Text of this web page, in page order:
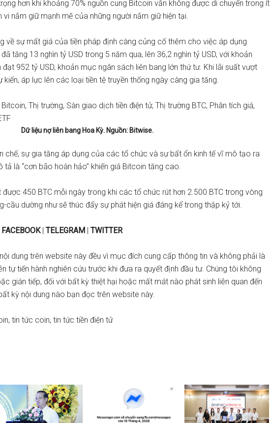
hơn khi khoảng 70% nguồn cung Bitcoin vẫn không được di chuyển trong ít
nắm giữ mạnh mẽ của những người nắm giữ hiện tại.
về sự mất giá của tiền pháp định càng củng cố thêm cho việc áp dụng
tăng 13 nghìn tỷ USD trong 5 năm qua, lên 36,2 nghìn tỷ USD, với khoản
952 tỷ USD, khoản mục ngân sách liên bang lớn thứ tư. Khi lãi suất vượt
kiến, áp lực lên các loại tiền tệ truyền thống ngày càng gia tăng.
Dữ liệu nợ liên bang Hoa Kỳ. Nguồn: Bitwise.
chế, sự gia tăng áp dụng của các tổ chức và sự bất ổn kinh tế vĩ mô tạo ra
là “cơn bão hoàn hảo” khiến giá Bitcoin tăng cao.
450 BTC mỗi ngày trong khi các tổ chức rút hơn 2.500 BTC trong vòng
cầu dường như sẽ thúc đẩy sự phát hiện giá đáng kể trong thập kỷ tới.
FACEBOOK| TELEGRAM | TWITTER
dung trên website này đều vì mục đích cung cấp thông tin và không phải là
tự tiến hành nghiên cứu trước khi đưa ra quyết định đầu tư. Chúng tôi không
gián tiếp, đối với bất kỳ thiệt hại hoặc mất mát nào phát sinh liên quan đến
kỳ nội dung nào bạn đọc trên website này.
tin tức coin, tin tức tiền điện tử